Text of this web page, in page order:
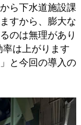
ら下水道施設課
すから、膨大な
のは無理があり
率は上がります
と今回の導入の